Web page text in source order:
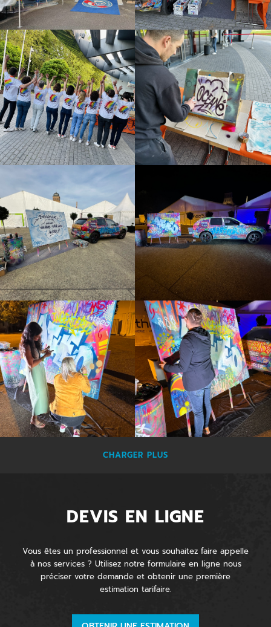
CHARGER PLUS
DEVIS EN LIGNE
Vous êtes un professionnel et vous souhaitez faire appelle
à nos services ? Utilisez notre formulaire en ligne nous
préciser votre demande et obtenir une première
estimation tarifaire.